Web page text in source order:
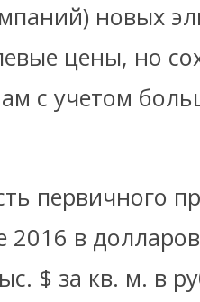
новых
цены, но
с учетом
первичного
2016 в
$ за кв. м. в